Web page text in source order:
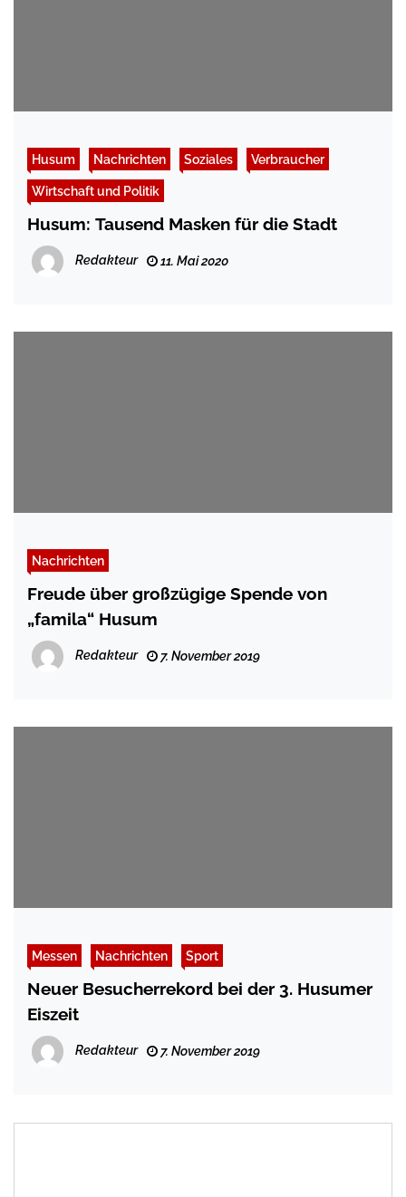
Husum Nachrichten Soziales Verbraucher
Wirtschaft und Politik
Husum: Tausend Masken für die Stadt
Redakteur 11. Mai 2020
Nachrichten
Freude über großzügige Spende von
„famila“ Husum
Redakteur 7. November 2019
Messen Nachrichten Sport
Neuer Besucherrekord bei der 3. Husumer
Eiszeit
Redakteur 7. November 2019